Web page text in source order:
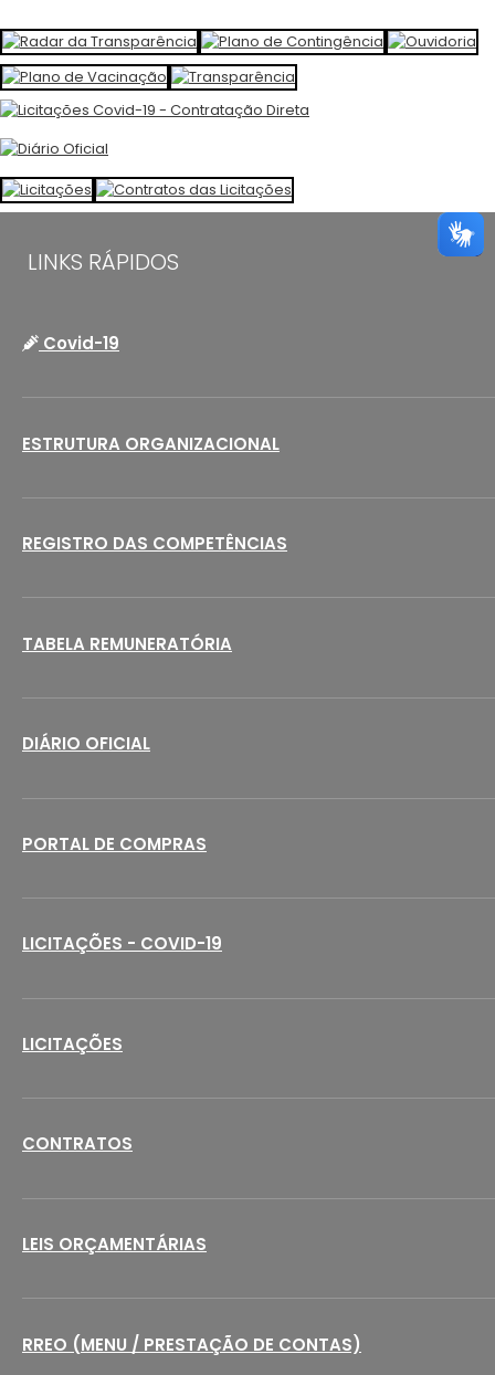
LINKS RÁPIDOS
Covid-19
ESTRUTURA ORGANIZACIONAL
REGISTRO DAS COMPETÊNCIAS
TABELA REMUNERATÓRIA
DIÁRIO OFICIAL
PORTAL DE COMPRAS
LICITAÇÕES - COVID-19
LICITAÇÕES
CONTRATOS
LEIS ORÇAMENTÁRIAS
RREO (MENU / PRESTAÇÃO DE CONTAS)